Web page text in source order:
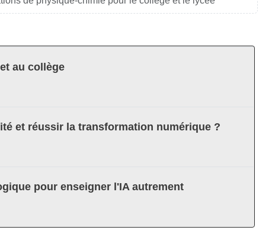
au collège
et réussir la transformation numérique ?
pour enseigner l'IA autrement